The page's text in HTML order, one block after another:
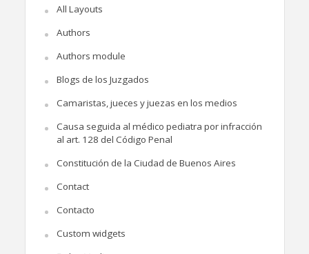
All Layouts
Authors
Authors module
Blogs de los Juzgados
Camaristas, jueces y juezas en los medios
Causa seguida al médico pediatra por infracción
al art. 128 del Código Penal
Constitución de la Ciudad de Buenos Aires
Contact
Contacto
Custom widgets